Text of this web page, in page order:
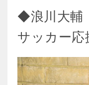
◆浪川大輔
サッカー応